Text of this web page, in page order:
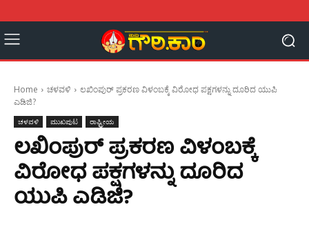
Home ಚಳವಳಿ
ಲಖಿಂಪುರ್‌‌ ಪ್ರಕರಣ ವಿಳಂಬಕ್ಕೆ ವಿರೋಧ ಪಕ್ಷಗಳನ್ನು ದೂರಿದ ಯುಪಿ
ಎಡಿಜಿ?
ಚಳವಳಿ ಮುಖಪುಟ ರಾಷ್ಟ್ರೀಯ
ಲಖಿಂಪುರ್‌‌ ಪ್ರಕರಣ ವಿಳಂಬಕ್ಕೆ
ವಿರೋಧ ಪಕ್ಷಗಳನ್ನು ದೂರಿದ
ಯುಪಿ ಎಡಿಜಿ?